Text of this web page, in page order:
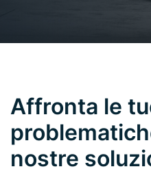
Affronta le
nostre